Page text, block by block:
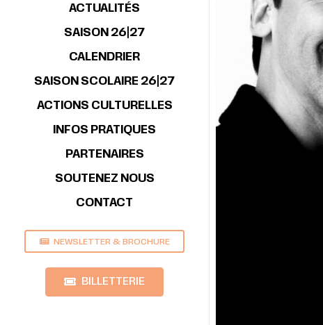
ACTUALITÉS
SAISON 26|27
CALENDRIER
SAISON SCOLAIRE 26|27
ACTIONS CULTURELLES
INFOS PRATIQUES
PARTENAIRES
SOUTENEZ NOUS
CONTACT
NEWSLETTER & BROCHURE
BILLETTERIE